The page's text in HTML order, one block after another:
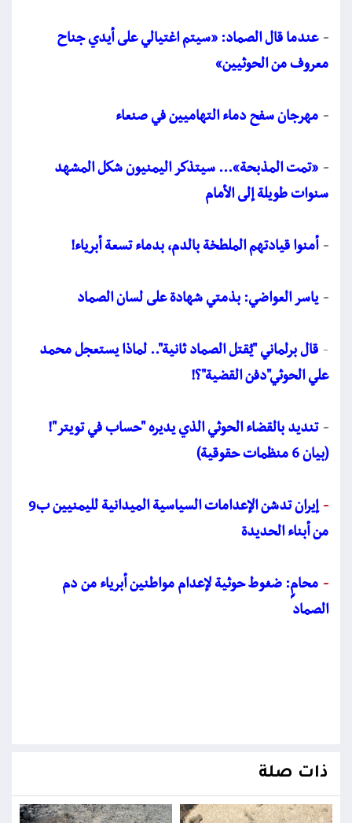
-عندما قال الصماد: «سيتم اغتيالي على أيدي ‏جناح
معروف من الحوثيين»
-مهرجان سفح دماء التهاميين في صنعاء
-«تمت المذبحة»... سيتذكر اليمنيون شكل المشهد
سنوات طويلة إلى الأمام
-أمنوا قيادتهم الملطخة بالدم، بدماء تسعة أبرياء!
-ياسر العواضي: بذمتي شهادة على لسان الصماد
- قال برلماني "يُقتل الصماد ثانية".. لماذا يستعجل محمد
علي الحوثي"دفن القضية"؟!
-تنديد بالقضاء الحوثي الذي يديره "حساب في تويتر"!
(بيان 6 منظمات حقوقية)
-
إيران تدشن الإعدامات السياسية الميدانية لليمنيين ب9
من أبناء الحديدة
-محامٍ: ضغوط حوثية لإعدام مواطنين أبرياء من دم
الصماد
ذات صلة